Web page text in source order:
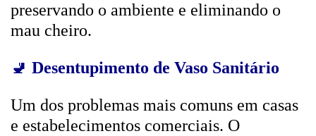
preservando o ambiente e eliminando o
mau cheiro.
🚽 Desentupimento de Vaso Sanitário
Um dos problemas mais comuns em casas
e estabelecimentos comerciais. O